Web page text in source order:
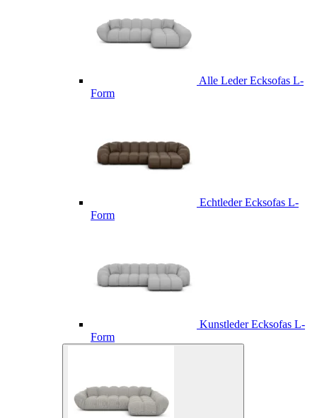
Alle Leder Ecksofas L-
Form
Echtleder Ecksofas L-
Form
Kunstleder Ecksofas L-
Form